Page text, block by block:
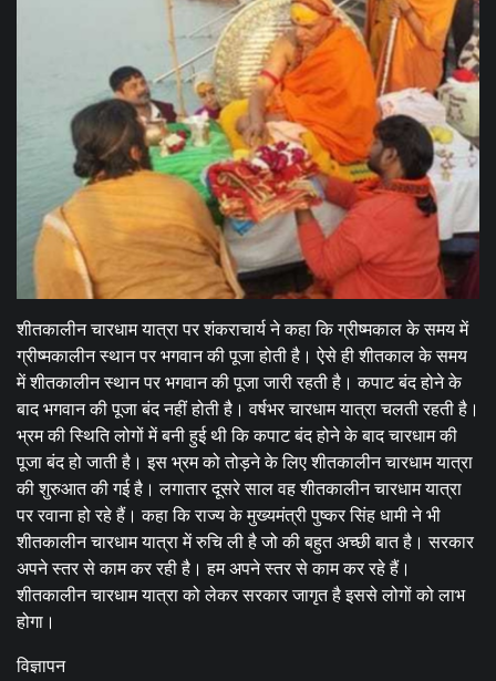
शीतकालीन चारधाम यात्रा पर शंकराचार्य ने कहा कि ग्रीष्मकाल के समय में
ग्रीष्मकालीन स्थान पर भगवान की पूजा होती है। ऐसे ही शीतकाल के समय
में शीतकालीन स्थान पर भगवान की पूजा जारी रहती है। कपाट बंद होने के
बाद भगवान की पूजा बंद नहीं होती है। वर्षभर चारधाम यात्रा चलती रहती है।
भ्रम की स्थिति लोगों में बनी हुई थी कि कपाट बंद होने के बाद चारधाम की
पूजा बंद हो जाती है। इस भ्रम को तोड़ने के लिए शीतकालीन चारधाम यात्रा
की शुरुआत की गई है। लगातार दूसरे साल वह शीतकालीन चारधाम यात्रा
पर रवाना हो रहे हैं। कहा कि राज्य के मुख्यमंत्री पुष्कर सिंह धामी ने भी
शीतकालीन चारधाम यात्रा में रुचि ली है जो की बहुत अच्छी बात है। सरकार
अपने स्तर से काम कर रही है। हम अपने स्तर से काम कर रहे हैं।
शीतकालीन चारधाम यात्रा को लेकर सरकार जागृत है इससे लोगों को लाभ
होगा।
विज्ञापन